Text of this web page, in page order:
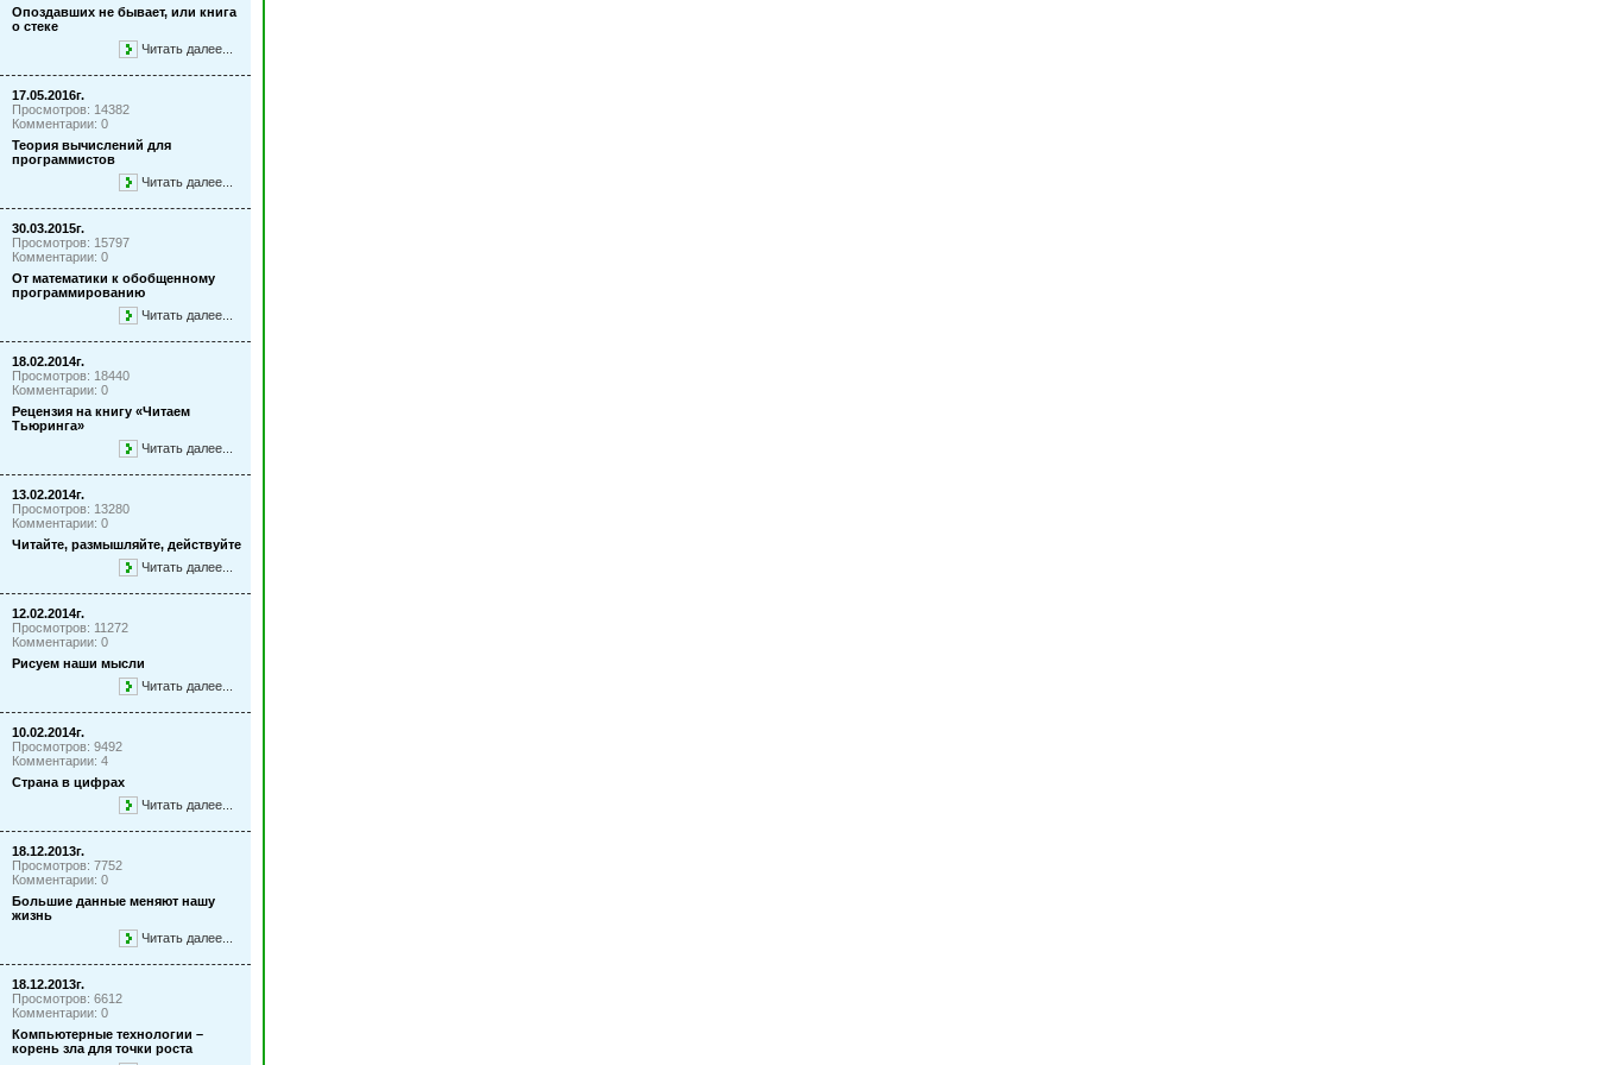
Опоздавших не бывает, или книга
о стеке
Читать далее...
17.05.2016г.
Просмотров: 14382
Комментарии: 0
Теория вычислений для
программистов
Читать далее...
30.03.2015г.
Просмотров: 15797
Комментарии: 0
От математики к обобщенному
программированию
Читать далее...
18.02.2014г.
Просмотров: 18440
Комментарии: 0
Рецензия на книгу «Читаем
Тьюринга»
Читать далее...
13.02.2014г.
Просмотров: 13280
Комментарии: 0
Читайте, размышляйте, действуйте
Читать далее...
12.02.2014г.
Просмотров: 11272
Комментарии: 0
Рисуем наши мысли
Читать далее...
10.02.2014г.
Просмотров: 9492
Комментарии: 4
Страна в цифрах
Читать далее...
18.12.2013г.
Просмотров: 7752
Комментарии: 0
Большие данные меняют нашу
жизнь
Читать далее...
18.12.2013г.
Просмотров: 6612
Комментарии: 0
Компьютерные технологии –
корень зла для точки роста